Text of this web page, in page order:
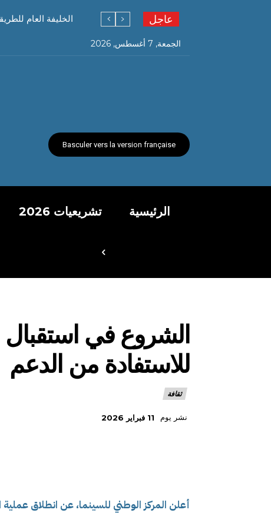
عاجل الخليفة العام
الجمعة, 7 أغسطس, 2026
Basculer vers la version française
الرئيسية تشريعيات 2026
الشروع في استقبال
للاستفادة من الدعم
ثقافة
نشر يوم 11 فبراير 2026
أعلن المركز الوطني للسينما، عن انطلاق